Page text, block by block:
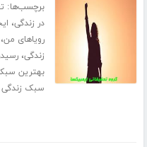
برچسب‌ها:
در زندگی،
رویاهای من
زندگی،
بهترین
سبک زندگی